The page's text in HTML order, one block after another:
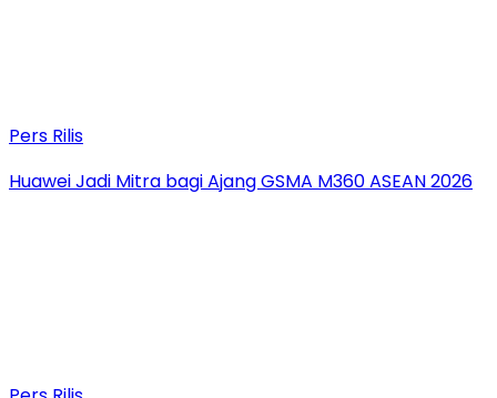
Pers Rilis
Huawei Jadi Mitra bagi Ajang GSMA M360 ASEAN 2026